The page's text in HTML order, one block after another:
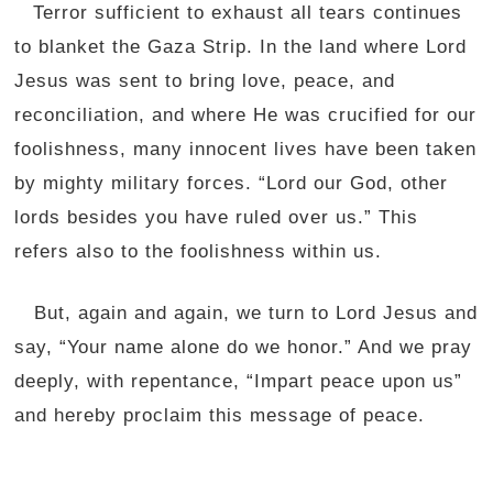
Terror sufficient to exhaust all tears continues
to blanket the Gaza Strip. In the land where Lord
Jesus was sent to bring love, peace, and
reconciliation, and where He was crucified for our
foolishness, many innocent lives have been taken
by mighty military forces. “Lord our God,other
lords besides you have ruled over us.” This
refers also to the foolishness within us.
But, again and again, we turn to Lord Jesus and
say, “Your name alone do we honor.” And we pray
deeply, with repentance, “Impart peace upon us”
and hereby proclaim this message of peace.